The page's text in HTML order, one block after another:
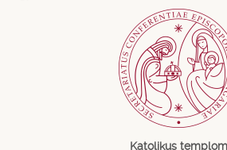
Katolikus templom